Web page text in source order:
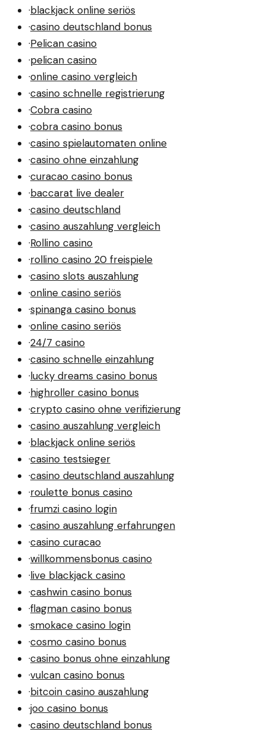
·blackjack online seriös
·casino deutschland bonus
·Pelican casino
·pelican casino
·online casino vergleich
·casino schnelle registrierung
·Cobra casino
·cobra casino bonus
·casino spielautomaten online
·casino ohne einzahlung
·curacao casino bonus
·baccarat live dealer
·casino deutschland
·casino auszahlung vergleich
·Rollino casino
·rollino casino 20 freispiele
·casino slots auszahlung
·online casino seriös
·spinanga casino bonus
·online casino seriös
·24/7 casino
·casino schnelle einzahlung
·lucky dreams casino bonus
·highroller casino bonus
·crypto casino ohne verifizierung
·casino auszahlung vergleich
·blackjack online seriös
·casino testsieger
·casino deutschland auszahlung
·roulette bonus casino
·frumzi casino login
·casino auszahlung erfahrungen
·casino curacao
·willkommensbonus casino
·live blackjack casino
·cashwin casino bonus
·flagman casino bonus
·smokace casino login
·cosmo casino bonus
·casino bonus ohne einzahlung
·vulcan casino bonus
·bitcoin casino auszahlung
·joo casino bonus
·casino deutschland bonus